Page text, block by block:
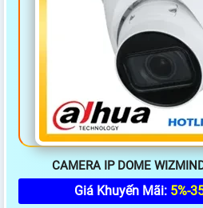
CAMERA IP DOME
Giá Khuyến Mãi: 5%-